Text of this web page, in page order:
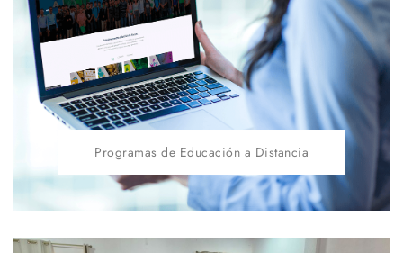
Programas de Educación a Distancia